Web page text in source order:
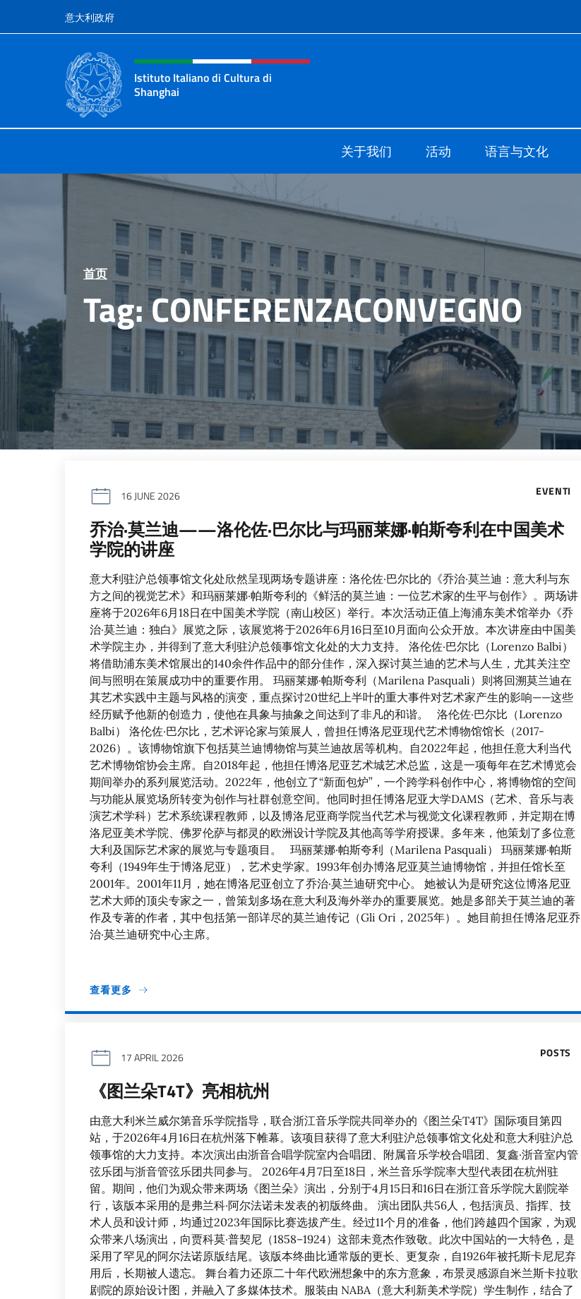
意大利政府
标题站点、社交和菜单
Istituto Italiano di Cultura di
Shanghai
关于我们 活动 语言与文化
首页 >
Tag:CONFERENZACONVEGNO
EVENTI
16 JUNE 2026
乔治·莫兰迪——洛伦佐·巴尔比与玛丽莱娜·帕斯夸利在中国美术
学院的讲座
意大利驻沪总领事馆文化处欣然呈现两场专题讲座：洛伦佐·巴尔比的《乔治·莫兰迪：意大利与东
方之间的视觉艺术》和玛丽莱娜·帕斯夸利的《鲜活的莫兰迪：一位艺术家的生平与创作》。两场讲
座将于2026年6月18日在中国美术学院（南山校区）举行。本次活动正值上海浦东美术馆举办《乔
治·莫兰迪：独白》展览之际，该展览将于2026年6月16日至10月面向公众开放。本次讲座由中国美
术学院主办，并得到了意大利驻沪总领事馆文化处的大力支持。 洛伦佐·巴尔比（Lorenzo Balbi）
将借助浦东美术馆展出的140余件作品中的部分佳作，深入探讨莫兰迪的艺术与人生，尤其关注空
间与照明在策展成功中的重要作用。 玛丽莱娜·帕斯夸利（Marilena Pasquali）则将回溯莫兰迪在
其艺术实践中主题与风格的演变，重点探讨20世纪上半叶的重大事件对艺术家产生的影响——这些
经历赋予他新的创造力，使他在具象与抽象之间达到了非凡的和谐。 洛伦佐·巴尔比（Lorenzo
Balbi） 洛伦佐·巴尔比，艺术评论家与策展人，曾担任博洛尼亚现代艺术博物馆馆长（2017-
2026）。该博物馆旗下包括莫兰迪博物馆与莫兰迪故居等机构。自2022年起，他担任意大利当代
艺术博物馆协会主席。自2018年起，他担任博洛尼亚艺术城艺术总监，这是一项每年在艺术博览会
期间举办的系列展览活动。2022年，他创立了“新面包炉”，一个跨学科创作中心，将博物馆的空间
与功能从展览场所转变为创作与社群创意空间。他同时担任博洛尼亚大学DAMS（艺术、音乐与表
演艺术学科）艺术系统课程教师，以及博洛尼亚商学院当代艺术与视觉文化课程教师，并定期在博
洛尼亚美术学院、佛罗伦萨与都灵的欧洲设计学院及其他高等学府授课。多年来，他策划了多位意
大利及国际艺术家的展览与专题项目。 玛丽莱娜·帕斯夸利（Marilena Pasquali） 玛丽莱娜·帕斯
夸利（1949年生于博洛尼亚），艺术史学家。1993年创办博洛尼亚莫兰迪博物馆，并担任馆长至
2001年。2001年11月，她在博洛尼亚创立了乔治·莫兰迪研究中心。 她被认为是研究这位博洛尼亚
艺术大师的顶尖专家之一，曾策划多场在意大利及海外举办的重要展览。她是多部关于莫兰迪的著
作及专著的作者，其中包括第一部详尽的莫兰迪传记（Gli Ori，2025年）。她目前担任博洛尼亚乔
治·莫兰迪研究中心主席。
查看更多
POSTS
17 APRIL 2026
《图兰朵T4T》亮相杭州
由意大利米兰威尔第音乐学院指导，联合浙江音乐学院共同举办的《图兰朵T4T》国际项目第四
站，于2026年4月16日在杭州落下帷幕。该项目获得了意大利驻沪总领事馆文化处和意大利驻沪总
领事馆的大力支持。本次演出由浙音合唱学院室内合唱团、附属音乐学校合唱团、复鑫·浙音室内管
弦乐团与浙音管弦乐团共同参与。 2026年4月7日至18日，米兰音乐学院率大型代表团在杭州驻
留。期间，他们为观众带来两场《图兰朵》演出，分别于4月15日和16日在浙江音乐学院大剧院举
行，该版本采用的是弗兰科·阿尔法诺未发表的初版终曲。 演出团队共56人，包括演员、指挥、技
术人员和设计师，均通过2023年国际比赛选拔产生。经过11个月的准备，他们跨越四个国家，为观
众带来八场演出，向贾科莫·普契尼（1858–1924）这部未竟杰作致敬。此次中国站的一大特色，是
采用了罕见的阿尔法诺原版结尾。该版本终曲比通常版的更长、更复杂，自1926年被托斯卡尼尼弃
用后，长期被人遗忘。 舞台着力还原二十年代欧洲想象中的东方意象，布景灵感源自米兰斯卡拉歌
剧院的原始设计图，并融入了多媒体技术。服装由 NABA（意大利新美术学院）学生制作，结合了